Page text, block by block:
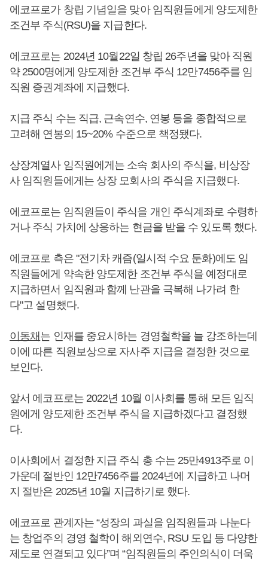
에코프로가 창립 기념일을 맞아 임직원들에게 양도제한
조건부 주식(RSU)을 지급한다.
에코프로는 2024년 10월22일 창립 26주년을 맞아 직원
약 2500명에게 양도제한 조건부 주식 12만7456주를 임
직원 증권계좌에 지급했다.
지급 주식 수는 직급, 근속연수, 연봉 등을 종합적으로
고려해 연봉의 15~20% 수준으로 책정됐다.
상장계열사 임직원에게는 소속 회사의 주식을, 비상장
사 임직원들에게는 상장 모회사의 주식을 지급했다.
에코프로는 임직원들이 주식을 개인 주식계좌로 수령하
거나 주식 가치에 상응하는 현금을 받을 수 있도록 했다.
에코프로 측은 "전기차 캐즘(일시적 수요 둔화)에도 임
직원들에게 약속한 양도제한 조건부 주식을 예정대로
지급하면서 임직원과 함께 난관을 극복해 나가려 한
다"고 설명했다.
이동채는 인재를 중요시하는 경영철학을 늘 강조하는데
이에 따른 직원보상으로 자사주 지급을 결정한 것으로
보인다.
앞서 에코프로는 2022년 10월 이사회를 통해 모든 임직
원에게 양도제한 조건부 주식을 지급하겠다고 결정했
다.
이사회에서 결정한 지급 주식 총 수는 25만4913주로 이
가운데 절반인 12만7456주를 2024년에 지급하고 나머
지 절반은 2025년 10월 지급하기로 했다.
에코프로 관계자는 “성장의 과실을 임직원들과 나눈다
는 창업주의 경영 철학이 해외연수, RSU 도입 등 다양한
제도로 연결되고 있다”며 “임직원들의 주인의식이 더욱